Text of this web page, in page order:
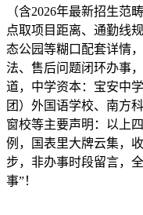
（含2026年最新招生范
点取项目距离、通勤线
态公园等糊口配套详情
法、售后问题闭环办事
道，中学资本：宝安中
团）外国语学校、南方
窗校等主要声明：以上
例，国表里大牌云集，
步，非办事时段留言，
事”！